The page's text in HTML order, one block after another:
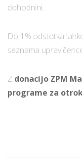
dohodnini.
Do 1% odstotka
seznama
Z donacijo ZPM
programe za